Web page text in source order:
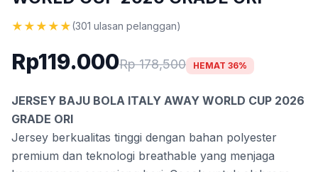
★ ★ ★ ★ ★(301 ulasan pelanggan)
Rp119.000Rp 178,500 HEMAT 36%
JERSEY BAJU BOLA ITALY AWAY WORLD CUP 2026
GRADE ORI
Jersey berkualitas tinggi dengan bahan polyester
premium dan teknologi breathable yang menjaga